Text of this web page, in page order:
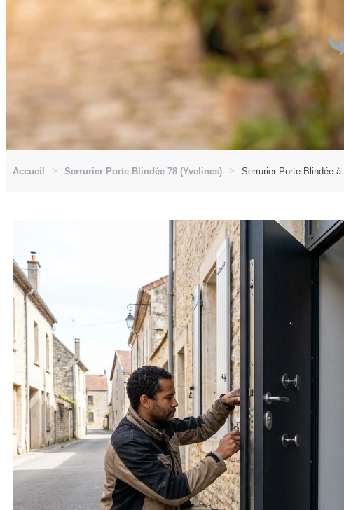
Accueil Serrurier Porte Blindée 78 (Yvelines) Serrurier Porte Blindée